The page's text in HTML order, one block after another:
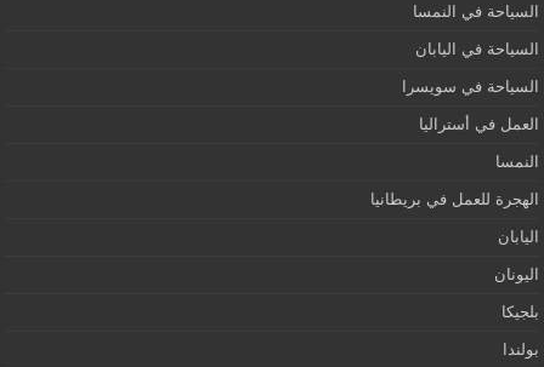
السياحة في النمسا
السياحة في اليابان
السياحة في سويسرا
العمل في أستراليا
النمسا
الهجرة للعمل في بريطانيا
اليابان
اليونان
بلجيكا
بولندا